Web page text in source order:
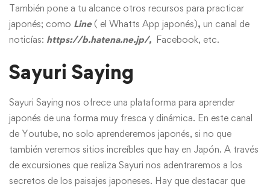
También pone a tu alcance otros recursos para practicar
japonés; como Line ( el Whatts App japonés), un canal de
noticías: https://b.hatena.ne.jp/, Facebook, etc.
Sayuri Saying
Sayuri Saying nos ofrece una plataforma para aprender
japonés de una forma muy fresca y dinámica. En este canal
de Youtube, no solo aprenderemos japonés, si no que
también veremos sitios increíbles que hay en Japón. A través
de excursiones que realiza Sayuri nos adentraremos a los
secretos de los paisajes japoneses. Hay que destacar que